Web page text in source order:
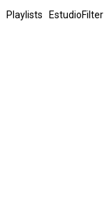
Playlists EstudioFilter